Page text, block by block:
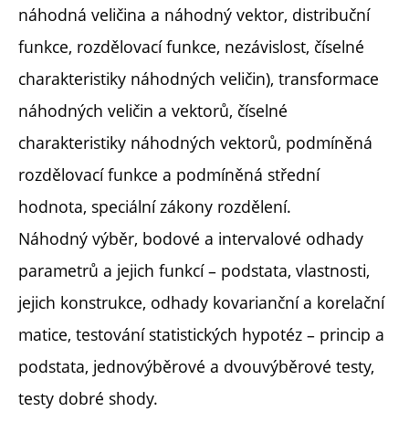
náhodná veličina a náhodný vektor, distribuční
funkce, rozdělovací funkce, nezávislost, číselné
charakteristiky náhodných veličin), transformace
náhodných veličin a vektorů, číselné
charakteristiky náhodných vektorů, podmíněná
rozdělovací funkce a podmíněná střední
hodnota, speciální zákony rozdělení.
Náhodný výběr, bodové a intervalové odhady
parametrů a jejich funkcí – podstata, vlastnosti,
jejich konstrukce, odhady kovarianční a korelační
matice, testování statistických hypotéz – princip a
podstata, jednovýběrové a dvouvýběrové testy,
testy dobré shody.